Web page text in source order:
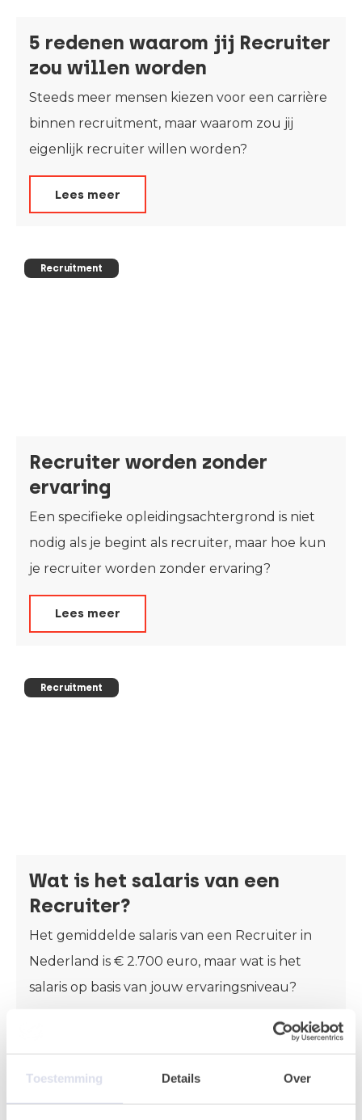
Toestemming Details Over
5 redenen waarom jij Recruiter
zou willen worden
Steeds meer mensen kiezen voor een carrière
binnen recruitment, maar waarom zou jij
eigenlijk recruiter willen worden?
Lees meer
Recruitment
Recruiter worden zonder
ervaring
Een specifieke opleidingsachtergrond is niet
nodig als je begint als recruiter, maar hoe kun
je recruiter worden zonder ervaring?
Lees meer
Recruitment
Wat is het salaris van een
Recruiter?
Het gemiddelde salaris van een Recruiter in
Nederland is € 2.700 euro, maar wat is het
salaris op basis van jouw ervaringsniveau?
Recruitment